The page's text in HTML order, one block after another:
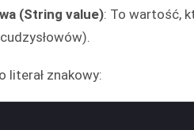
(String value): To wartość,
literał znakowy: